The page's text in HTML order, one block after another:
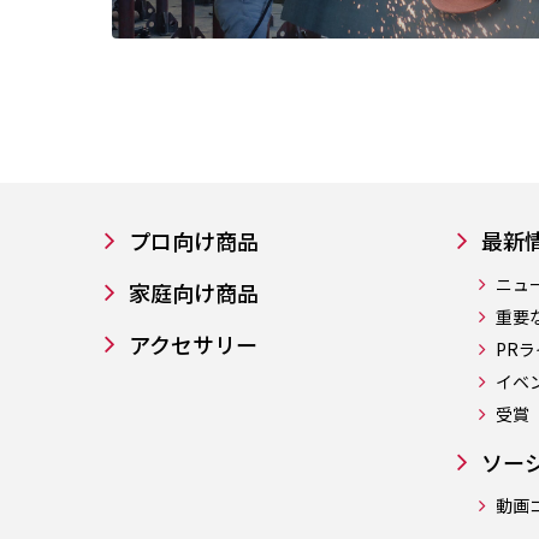
プロ向け商品
家庭向け商品
アクセサリー
最新
ニュ
重要
PR
イベ
受賞
ソー
動画